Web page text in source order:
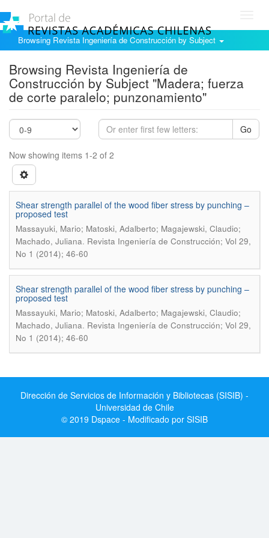
Browsing Revista Ingeniería de Construcción by Subject
Browsing Revista Ingeniería de
Construcción by Subject "Madera; fuerza
de corte paralelo; punzonamiento"
Go
Now showing items 1-2 of 2
Shear strength parallel of the wood fiber stress by punching –
proposed test
Massayuki, Mario; Matoski, Adalberto; Magajewski, Claudio;
Machado, Juliana. Revista Ingeniería de Construcción; Vol 29,
No 1 (2014); 46-60
Shear strength parallel of the wood fiber stress by punching –
proposed test
Massayuki, Mario; Matoski, Adalberto; Magajewski, Claudio;
Machado, Juliana. Revista Ingeniería de Construcción; Vol 29,
No 1 (2014); 46-60
Dirección de Servicios de Información y Bibliotecas (SISIB) -
Universidad de Chile
© 2019 Dspace - Modificado por SISIB